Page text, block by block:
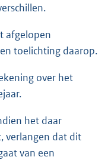
afgelopen
toelichting daarop.
over het
het daar
verlangen dat dit
van een